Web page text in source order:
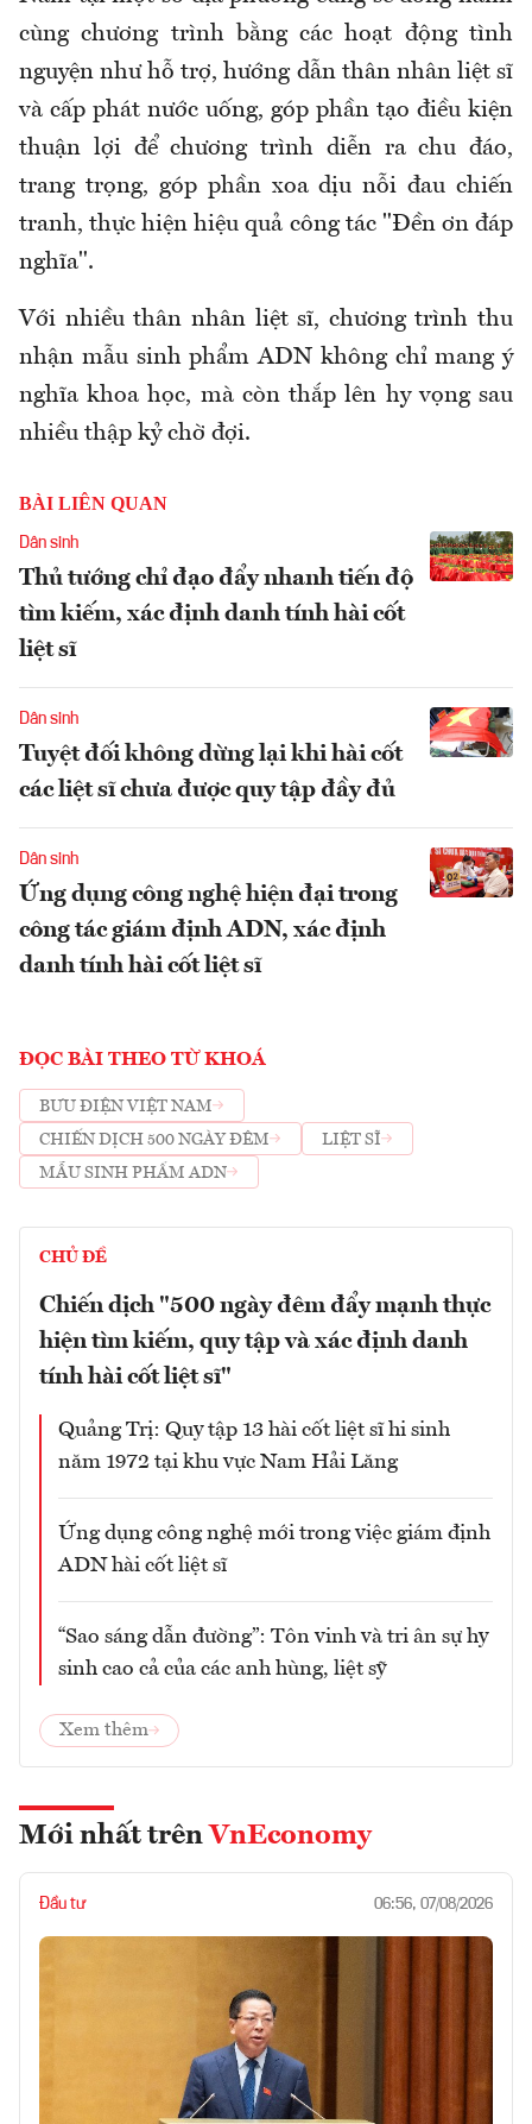
cùng chương trình bằng các hoạt động tình
nguyện như hỗ trợ, hướng dẫn thân nhân liệt sĩ
và cấp phát nước uống, góp phần tạo điều kiện
thuận lợi để chương trình diễn ra chu đáo,
trang trọng, góp phần xoa dịu nỗi đau chiến
tranh, thực hiện hiệu quả công tác "Đền ơn đáp
nghĩa".
Với nhiều thân nhân liệt sĩ, chương trình thu
nhận mẫu sinh phẩm ADN không chỉ mang ý
nghĩa khoa học, mà còn thắp lên hy vọng sau
nhiều thập kỷ chờ đợi.
BÀI LIÊN QUAN
Dân sinh
Thủ tướng chỉ đạo đẩy nhanh tiến độ
tìm kiếm, xác định danh tính hài cốt
liệt sĩ
Dân sinh
Tuyệt đối không dừng lại khi hài cốt
các liệt sĩ chưa được quy tập đầy đủ
Dân sinh
Ứng dụng công nghệ hiện đại trong
công tác giám định ADN, xác định
danh tính hài cốt liệt sĩ
ĐỌC BÀI THEO TỪ KHOÁ
BƯU ĐIỆN VIỆT NAM
CHIẾN DỊCH 500 NGÀY ĐÊM
LIỆT SĨ
MẪU SINH PHẨM ADN
CHỦ ĐỀ
Chiến dịch "500 ngày đêm đẩy mạnh thực
hiện tìm kiếm, quy tập và xác định danh
tính hài cốt liệt sĩ"
Quảng Trị: Quy tập 13 hài cốt liệt sĩ hi sinh
năm 1972 tại khu vực Nam Hải Lăng
Ứng dụng công nghệ mới trong việc giám định
ADN hài cốt liệt sĩ
“Sao sáng dẫn đường”: Tôn vinh và tri ân sự hy
sinh cao cả của các anh hùng, liệt sỹ
Xem thêm
Mới nhất trên VnEconomy
Đầu tư 06:56, 07/08/2026